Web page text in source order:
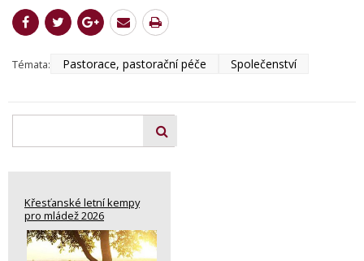
Témata: Pastorace, pastorační péče Společenství
Křesťanské letní kempy
pro mládež 2026